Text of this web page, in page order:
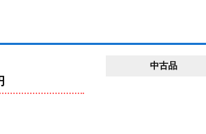
中古品